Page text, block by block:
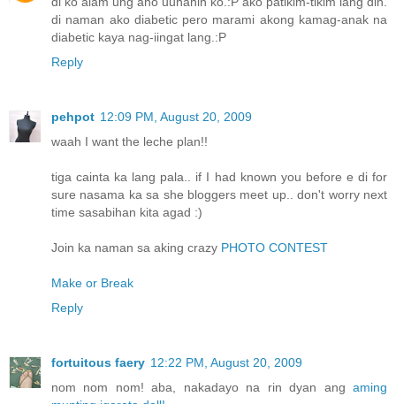
di naman ako diabetic pero marami akong kamag-anak na
diabetic kaya nag-iingat lang.:P
Reply
pehpot 12:09 PM, August 20, 2009
waah I want the leche plan!!
tiga cainta ka lang pala.. if I had known you before e di for
sure nasama ka sa she bloggers meet up.. don't worry next
time sasabihan kita agad :)
Join ka naman sa aking crazy PHOTO CONTEST
Make or Break
Reply
fortuitous faery 12:22 PM, August 20, 2009
nom nom nom! aba, nakadayo na rin dyan ang aming